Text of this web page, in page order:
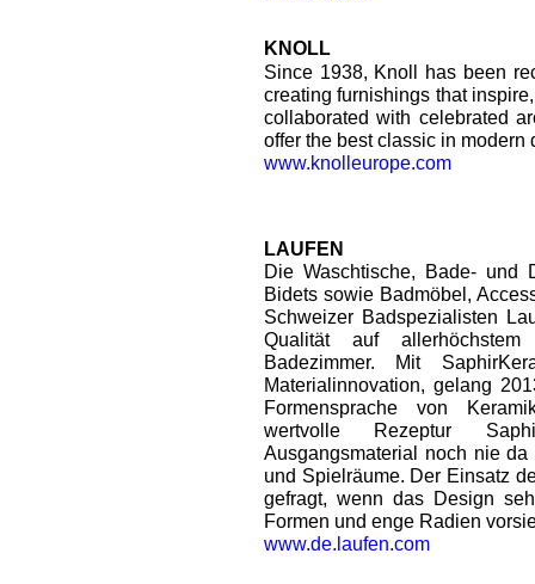
KNOLL
Since 1938, Knoll has been
creating furnishings that
collaborated with celebrated
offer the best classic in modern
www.knolleurope.com
LAUFEN
Die Waschtische, Bade- und
Bidets sowie Badmöbel,
Schweizer Badspezialisten
Qualität auf
Badezimmer. Mit
Materialinnovation, gelang
Formensprache von
wertvolle Rezeptur
Ausgangsmaterial noch nie
und Spielräume. Der Einsatz
gefragt, wenn das Design
Formen und enge Radien
www.de.laufen.com